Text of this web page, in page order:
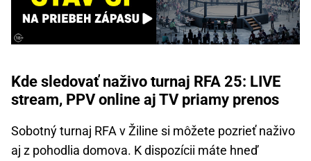
Kde sledovať naživo turnaj RFA 25: LIVE
stream, PPV online aj TV priamy prenos
Sobotný turnaj RFA v Žiline si môžete pozrieť naživo
aj z pohodlia domova. K dispozícii máte hneď